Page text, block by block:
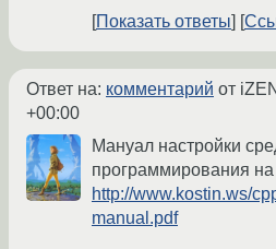
Показать ответы
Ответ на: комментарий от iZEN
+00:00
Мануал настройки
программирования
http://www.kostin.ws/
manual.pdf